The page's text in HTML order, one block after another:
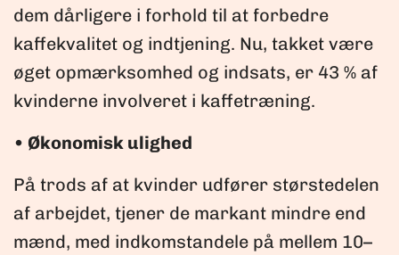
dem dårligere i forhold til at forbedre
kaffekvalitet og indtjening. Nu, takket være
øget opmærksomhed og indsats, er 43 % af
kvinderne involveret i kaffetræning.
• Økonomisk ulighed
På trods af at kvinder udfører størstedelen
af arbejdet, tjener de markant mindre end
mænd, med indkomstandele på mellem 10–